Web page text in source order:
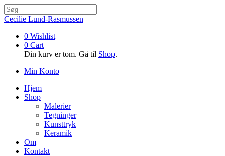
Cecilie Lund-Rasmussen
0 Wishlist
0 Cart
Din kurv er tom. Gå til Shop.
Min Konto
Hjem
Shop
Malerier
Tegninger
Kunsttryk
Keramik
Om
Kontakt